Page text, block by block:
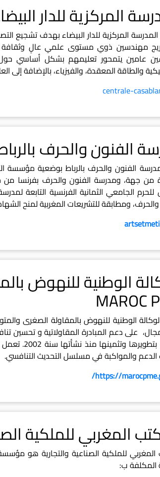
المركزية للدار
المركزية للدار البيضاء بهدف
مهندسين ذوي مستوى علمي عالٍ وثقافة
عامين يتمحور تعليمهم بشكل أساسي حول
والطاقة المعقدة، والفيزياء، بالإضافة إلى
centrale-
الفنون والحرف
الفنون والحرف بالرباط بوضعية مؤسسة
من جهة، ومدرسة الفنون والحرف بفرنسا
للحرم الجامعي الثمانية الفرنسية التابعة
ومطابقة للتشريعات المغربية لمنح
الوطنية للنهوض
MAROC
على دعم المبادرة المقاولاتية و تحسين
الدعم والمواكبة في مسلسل التحديث التنافسي.
https://
المغربي للملكية
المغربي للملكية الصناعية والتجارية هو
المكلفة ب: